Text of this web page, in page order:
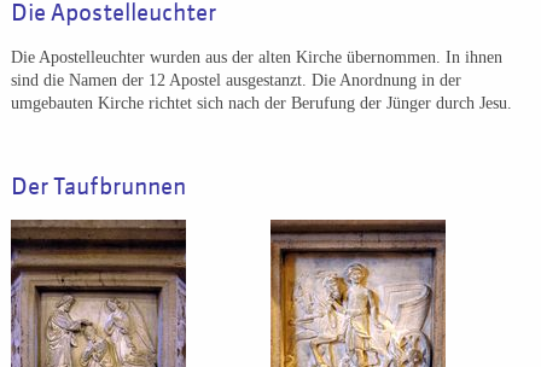
Die Apostelleuchter
Die Apostelleuchter wurden aus der alten Kirche übernommen. In ihnen
sind die Namen der 12 Apostel ausgestanzt. Die Anordnung in der
umgebauten Kirche richtet sich nach der Berufung der Jünger durch Jesu.
Der Taufbrunnen